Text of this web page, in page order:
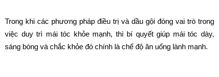
Trong khi các phương pháp điều trị và dầu gội đóng vai trò trong
việc duy trì mái tóc khỏe mạnh, thì bí quyết giúp mái tóc dày,
sáng bóng và chắc khỏe đó chính là chế độ ăn uống lành mạnh.